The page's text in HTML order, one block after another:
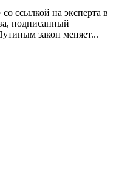
ссылкой на эксперта в
подписанный
закон меняет...